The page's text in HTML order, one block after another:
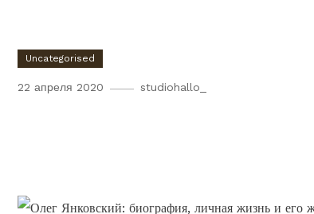
Uncategorised
22 апреля 2020 studiohallo_